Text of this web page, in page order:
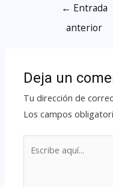
← Entrada
anterior
Deja un
Tu dirección de
Los campos